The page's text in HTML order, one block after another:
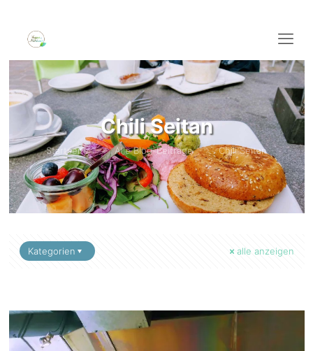
Chili Seitan
Startseite Alle Blog-Beiträge Chili Seitan
Kategorien alle anzeigen